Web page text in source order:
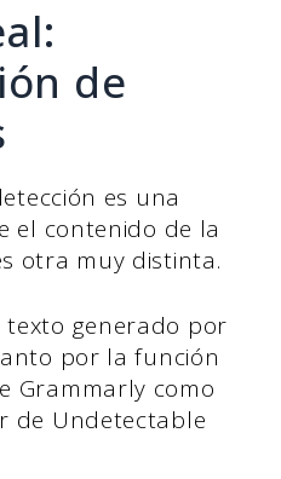
de
es una
el contenido de la
otra muy distinta.
texto generado por
por la función
Grammarly como
de Undetectable